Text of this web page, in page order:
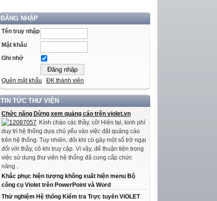
ĐĂNG NHẬP
Tên truy nhập
Mật khẩu
Ghi nhớ
Quên mật khẩu ĐK thành viên
TIN TỨC THƯ VIỆN
Chức năng Dừng xem quảng cáo trên violet.vn
Kính chào các thầy, cô! Hiện tại, kinh phí
duy trì hệ thống dựa chủ yếu vào việc đặt quảng cáo
trên hệ thống. Tuy nhiên, đôi khi có gây một số trở ngại
đối với thầy, cô khi truy cập. Vì vậy, để thuận tiện trong
việc sử dụng thư viện hệ thống đã cung cấp chức
năng...
Khắc phục hiện tượng không xuất hiện menu Bộ
công cụ Violet trên PowerPoint và Word
Thử nghiệm Hệ thống Kiểm tra Trực tuyến ViOLET